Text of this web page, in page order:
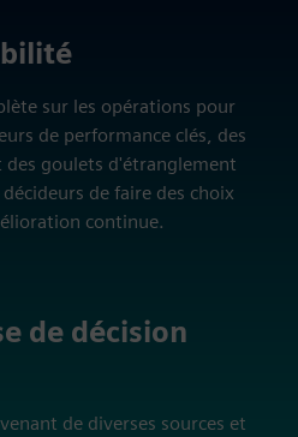
sur les opérations pour
de performance clés, des
goulets d'étranglement
de faire des choix
continue.
de décision
de diverses sources et